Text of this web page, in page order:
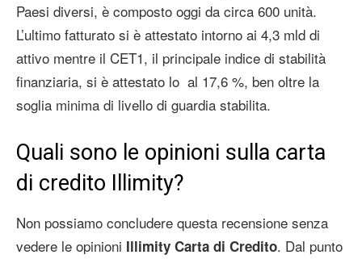
Paesi diversi, è composto oggi da circa 600 unità.
L’ultimo fatturato si è attestato intorno ai 4,3 mld di
attivo mentre il CET1, il principale indice di stabilità
finanziaria, si è attestato lo al 17,6 %, ben oltre la
soglia minima di livello di guardia stabilita.
Quali sono le opinioni sulla carta
di credito Illimity?
Non possiamo concludere questa recensione senza
vedere le opinioni Illimity Carta di Credito. Dal punto